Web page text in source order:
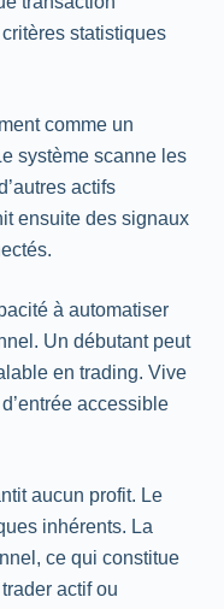
statistiques
comme un
système scanne les
actifs
ensuite des signaux
à automatiser
Un débutant peut
en trading. Vive
accessible
aucun profit. Le
inhérents. La
ce qui constitue
actif ou